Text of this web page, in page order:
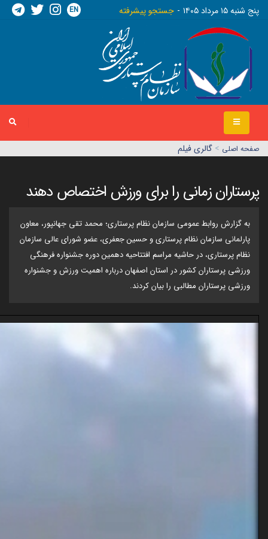
پنج شنبه ١٥ مرداد ١٤٠٥ جستجو پیشرفته EN
صفحه اصلي > گالری فیلم
پرستاران زمانی را برای ورزش اختصاص دهند
به گزارش روابط عمومی سازمان نظام پرستاری؛ محمد تقی جهانپور، معاون
پارلمانی سازمان نظام پرستاری و حسین جعفری، عضو شورای عالی سازمان
نظام پرستاری، در حاشیه مراسم افتتاحیه دهمین دوره جشنواره فرهنگی
ورزشی پرستاران کشور در استان اصفهان درباره اهمیت ورزش و جشنواره
ورزشی پرستاران مطالبی را بیان کردند.